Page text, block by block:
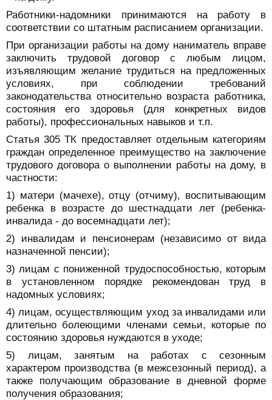
Работники-надомники принимаются на работу в
соответствии со штатным расписанием организации.
При организации работы на дому наниматель вправе
заключить трудовой договор с любым лицом,
изъявляющим желание трудиться на предложенных
условиях, при соблюдении требований
законодательства относительно возраста работника,
состояния его здоровья (для конкретных видов
работы), профессиональных навыков и т.п.
Статья 305 ТК предоставляет отдельным категориям
граждан определенное преимущество на заключение
трудового договора о выполнении работы на дому, в
частности:
1) матери (мачехе), отцу (отчиму), воспитывающим
ребенка в возрасте до шестнадцати лет (ребенка-
инвалида - до восемнадцати лет);
2) инвалидам и пенсионерам (независимо от вида
назначенной пенсии);
3) лицам с пониженной трудоспособностью, которым
в установленном порядке рекомендован труд в
надомных условиях;
4) лицам, осуществляющим уход за инвалидами или
длительно болеющими членами семьи, которые по
состоянию здоровья нуждаются в уходе;
5) лицам, занятым на работах с сезонным
характером производства (в межсезонный период), а
также получающим образование в дневной форме
получения образования;